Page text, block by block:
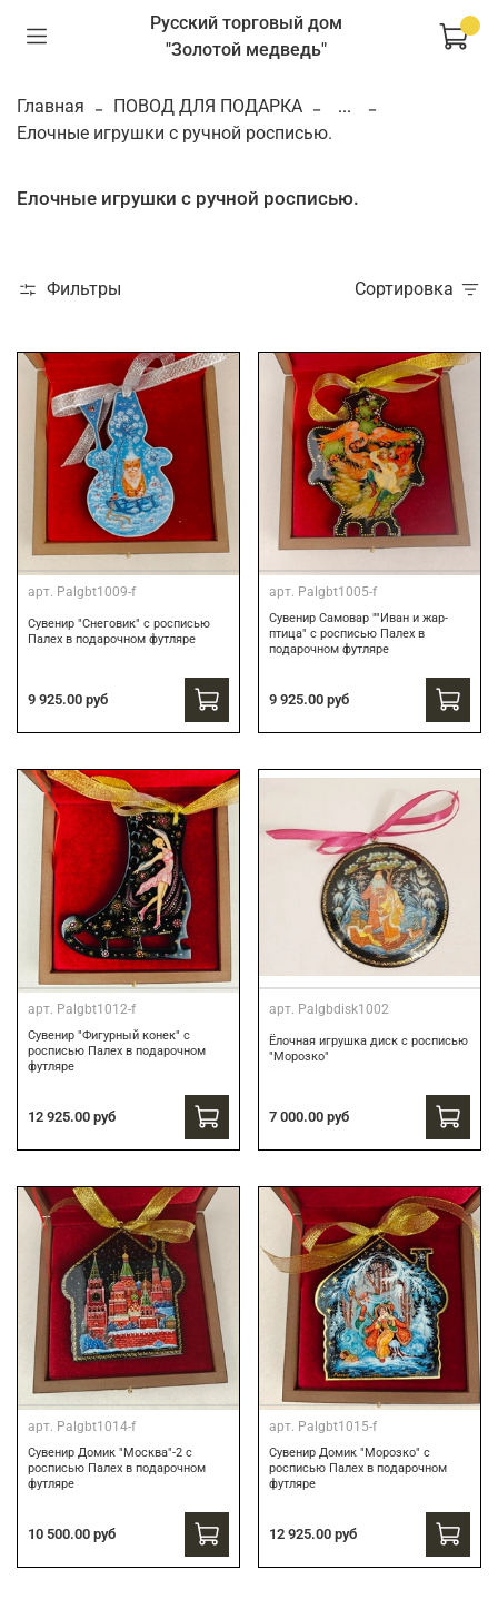
Русский торговый дом
"Золотой медведь"
Главная ПОВОД ДЛЯ ПОДАРКА
...
Елочные игрушки с ручной росписью.
Елочные игрушки с ручной росписью.
Фильтры Сортировка
арт. Palgbt1009-f
Сувенир "Снеговик" с росписью
Палех в подарочном футляре
9 925.00 руб
арт. Palgbt1005-f
Сувенир Самовар ""Иван и жар-
птица" с росписью Палех в
подарочном футляре
9 925.00 руб
арт. Palgbt1012-f
Сувенир "Фигурный конек" с
росписью Палех в подарочном
футляре
12 925.00 руб
арт. Palgbdisk1002
Ёлочная игрушка диск с росписью
"Морозко"
7 000.00 руб
арт. Palgbt1014-f
Сувенир Домик "Москва"-2 с
росписью Палех в подарочном
футляре
10 500.00 руб
арт. Palgbt1015-f
Сувенир Домик "Морозко" с
росписью Палех в подарочном
футляре
12 925.00 руб